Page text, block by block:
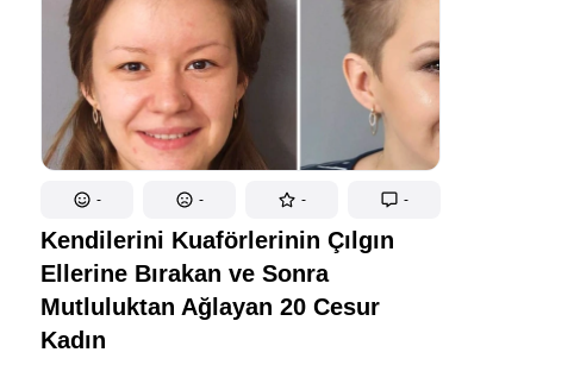
- - - -
Kendilerini Kuaförlerinin Çılgın
Ellerine Bırakan ve Sonra
Mutluluktan Ağlayan 20 Cesur
Kadın